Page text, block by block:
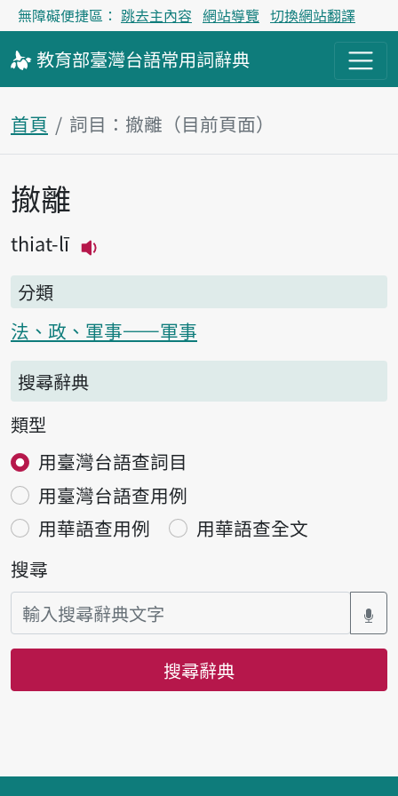
無障礙便捷區： 跳去主內容 網站導覽 切換網站翻譯
教育部臺灣台語常用詞辭典
首頁 詞目：撤離（目前頁面）
主內容區塊
撤離
thiat-lī
分類
法、政、軍事——軍事
搜尋辭典
類型
用臺灣台語查詞目
用臺灣台語查用例
用華語查用例
用華語查全文
搜尋
搜尋辭典